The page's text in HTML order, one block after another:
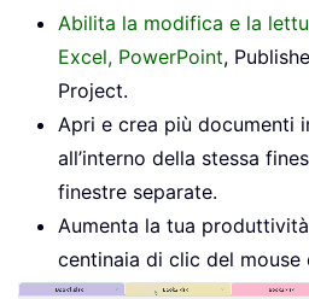
Abilita la modifica e la
Excel, PowerPoint,
Project.
Apri e crea più documenti
all’interno della stessa
finestre separate.
Aumenta la tua
centinaia di clic del mouse